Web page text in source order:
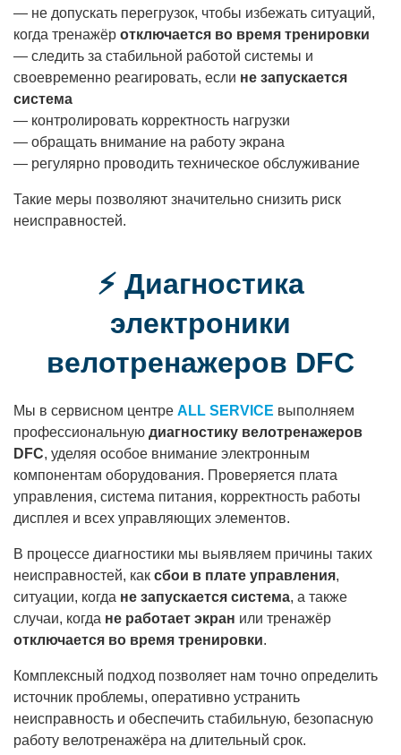
— не допускать перегрузок, чтобы избежать ситуаций,
когда тренажёр отключается во время тренировки
— следить за стабильной работой системы и
своевременно реагировать, если не запускается
система
— контролировать корректность нагрузки
— обращать внимание на работу экрана
— регулярно проводить техническое обслуживание
Такие меры позволяют значительно снизить риск
неисправностей.
⚡ Диагностика
электроники
велотренажеров DFC
Мы в сервисном центре ALL SERVICE выполняем
профессиональную диагностику велотренажеров
DFC, уделяя особое внимание электронным
компонентам оборудования. Проверяется плата
управления, система питания, корректность работы
дисплея и всех управляющих элементов.
В процессе диагностики мы выявляем причины таких
неисправностей, как сбои в плате управления,
ситуации, когда не запускается система, а также
случаи, когда не работает экран или тренажёр
отключается во время тренировки.
Комплексный подход позволяет нам точно определить
источник проблемы, оперативно устранить
неисправность и обеспечить стабильную, безопасную
работу велотренажёра на длительный срок.